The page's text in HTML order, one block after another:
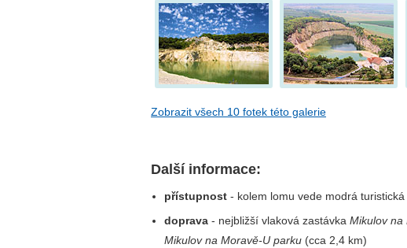
Zobrazit všech 10 fotek této galerie
Další informace:
přístupnost - kolem lomu vede modrá
doprava - nejbližší vlaková zastávkaMikulov na
Mikulov na Moravě-U parku (cca 2,4 km)